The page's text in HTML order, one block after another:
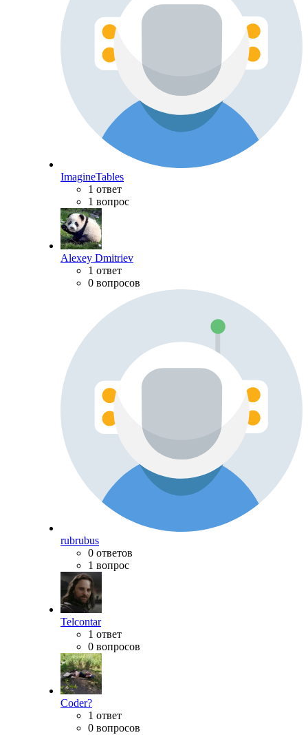
ImagineTables
1 ответ
1 вопрос
Alexey Dmitriev
1 ответ
0 вопросов
rubrubus
0 ответов
1 вопрос
Telcontar
1 ответ
0 вопросов
Coder?
1 ответ
0 вопросов